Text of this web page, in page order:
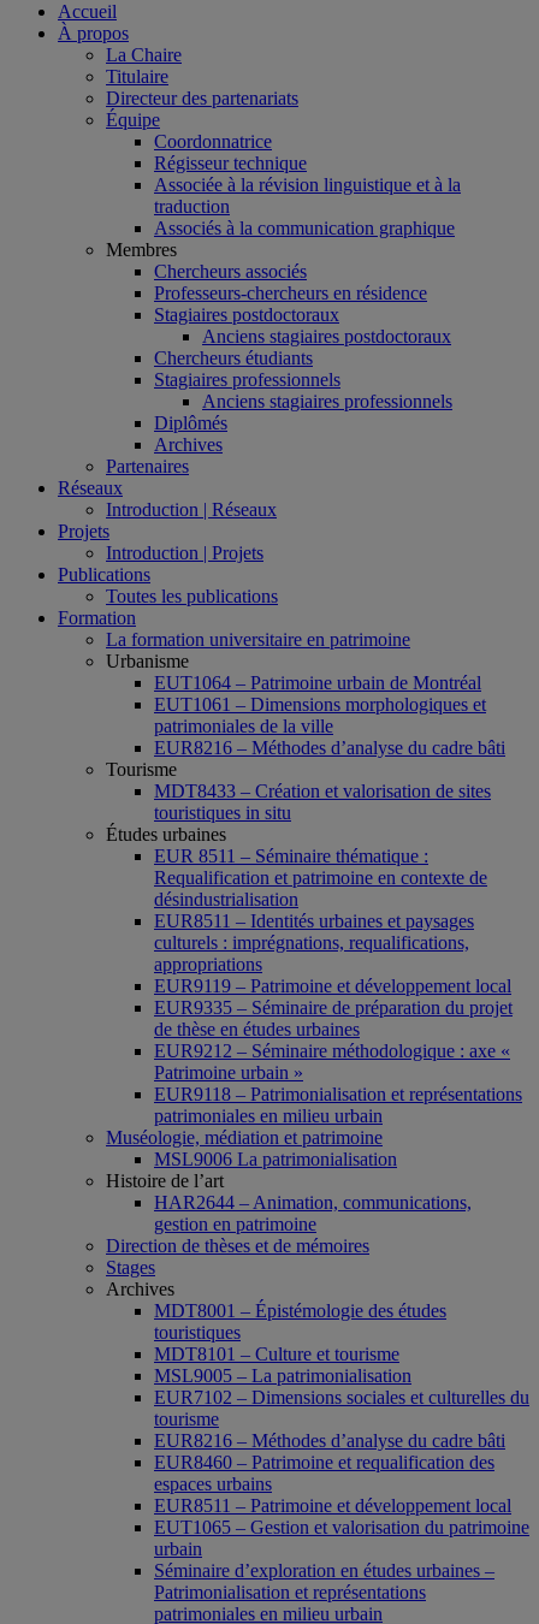
Accueil
À propos
La Chaire
Titulaire
Directeur des partenariats
Équipe
Coordonnatrice
Régisseur technique
Associée à la révision linguistique et à la
traduction
Associés à la communication graphique
Membres
Chercheurs associés
Professeurs-chercheurs en résidence
Stagiaires postdoctoraux
Anciens stagiaires postdoctoraux
Chercheurs étudiants
Stagiaires professionnels
Anciens stagiaires professionnels
Diplômés
Archives
Partenaires
Réseaux
Introduction | Réseaux
Projets
Introduction | Projets
Publications
Toutes les publications
Formation
La formation universitaire en patrimoine
Urbanisme
EUT1064 – Patrimoine urbain de Montréal
EUT1061 – Dimensions morphologiques et
patrimoniales de la ville
EUR8216 – Méthodes d’analyse du cadre bâti
Tourisme
MDT8433 – Création et valorisation de sites
touristiques in situ
Études urbaines
EUR 8511 – Séminaire thématique :
Requalification et patrimoine en contexte de
désindustrialisation
EUR8511 – Identités urbaines et paysages
culturels : imprégnations, requalifications,
appropriations
EUR9119 – Patrimoine et développement local
EUR9335 – Séminaire de préparation du projet
de thèse en études urbaines
EUR9212 – Séminaire méthodologique : axe «
Patrimoine urbain »
EUR9118 – Patrimonialisation et représentations
patrimoniales en milieu urbain
Muséologie, médiation et patrimoine
MSL9006 La patrimonialisation
Histoire de l’art
HAR2644 – Animation, communications,
gestion en patrimoine
Direction de thèses et de mémoires
Stages
Archives
MDT8001 – Épistémologie des études
touristiques
MDT8101 – Culture et tourisme
MSL9005 – La patrimonialisation
EUR7102 – Dimensions sociales et culturelles du
tourisme
EUR8216 – Méthodes d’analyse du cadre bâti
EUR8460 – Patrimoine et requalification des
espaces urbains
EUR8511 – Patrimoine et développement local
EUT1065 – Gestion et valorisation du patrimoine
urbain
Séminaire d’exploration en études urbaines –
Patrimonialisation et représentations
patrimoniales en milieu urbain